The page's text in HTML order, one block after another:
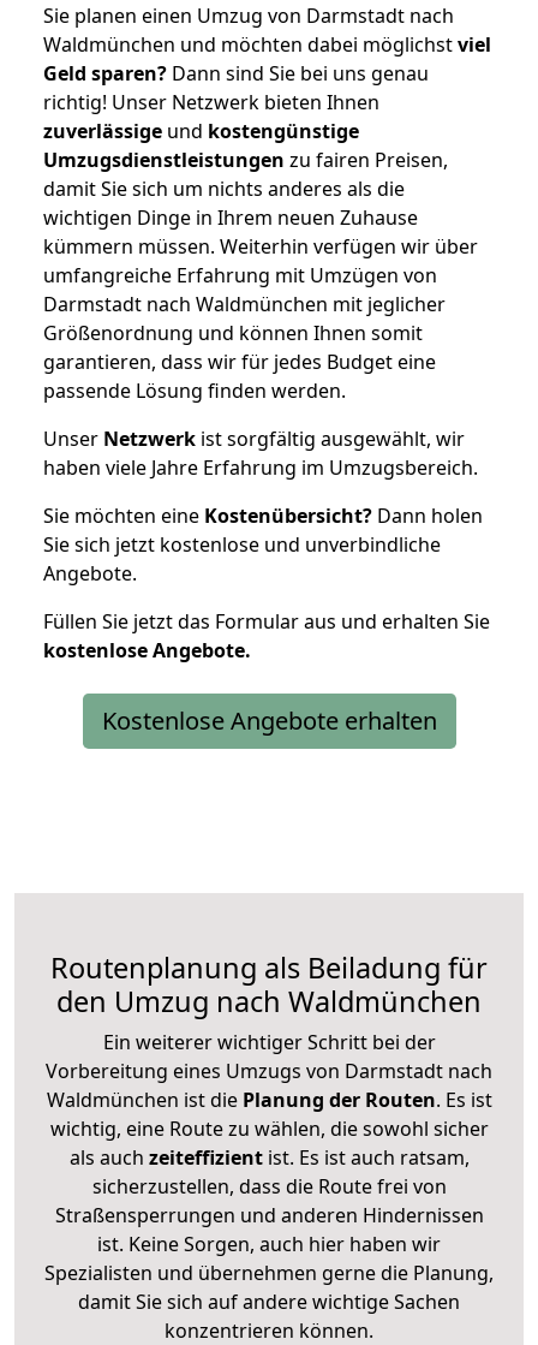
Sie planen einen Umzug von Darmstadt nach
Waldmünchen und möchten dabei möglichstviel
Geld sparen? Dann sind Sie bei uns genau
richtig! Unser Netzwerk bieten Ihnen
zuverlässige und kostengünstige
Umzugsdienstleistungen zu fairen Preisen,
damit Sie sich um nichts anderes als die
wichtigen Dinge in Ihrem neuen Zuhause
kümmern müssen. Weiterhin verfügen wir über
umfangreiche Erfahrung mit Umzügen von
Darmstadt nach Waldmünchen mit jeglicher
Größenordnung und können Ihnen somit
garantieren, dass wir für jedes Budget eine
passende Lösung finden werden.
Unser Netzwerk ist sorgfältig ausgewählt, wir
haben viele Jahre Erfahrung im Umzugsbereich.
Sie möchten eine Kostenübersicht? Dann holen
Sie sich jetzt kostenlose und unverbindliche
Angebote.
Füllen Sie jetzt das Formular aus und erhalten Sie
kostenloseAngebote.
Kostenlose Angebote erhalten
Routenplanung als Beiladung für
den Umzug nach Waldmünchen
Ein weiterer wichtiger Schritt bei der
Vorbereitung eines Umzugs von Darmstadt nach
Waldmünchen ist diePlanung der Routen. Es ist
wichtig, eine Route zu wählen, die sowohl sicher
als auch zeiteffizientist. Es ist auch ratsam,
sicherzustellen, dass die Route frei von
Straßensperrungen und anderen Hindernissen
ist. Keine Sorgen, auch hier haben wir
Spezialisten und übernehmen gerne die Planung,
damit Sie sich auf andere wichtige Sachen
konzentrieren können.